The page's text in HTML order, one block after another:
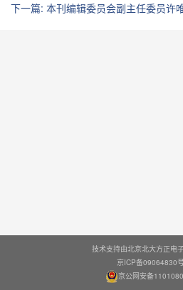
下一篇: 本刊编辑委员会副主任委员许
技术支持由北京北大方正电
京ICP备09064830
京公网安备